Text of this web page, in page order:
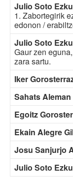
Julio Soto
1. Zabortegirik
edonon /
Julio Soto
Gaur zen
zara sartu.
Iker
Sahats
Egoitz
Ekain Alegre
Josu Sanjurjo
Julio Soto